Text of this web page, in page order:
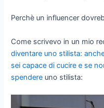
Perchè un influencer
Come scrivevo in un mio
diventare uno stilista:
sei capace di cucire e se
spendere uno stilista: